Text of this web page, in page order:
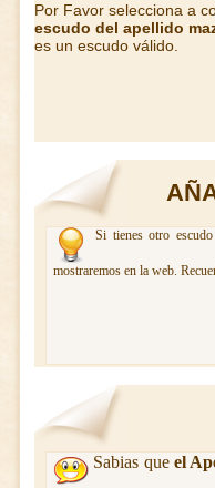
Por Favor selecciona a
escudo del apellido
es un escudo válido.
Si tienes otro
mostraremos en la web.
Sabias que el